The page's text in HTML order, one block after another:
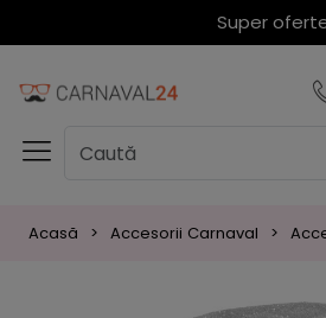
Super
Acasă Accesorii Carnaval